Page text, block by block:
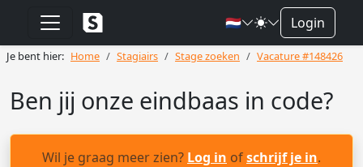
🇳🇱 Login
Je bent hier: Home Stagiairs Stage zoeken Vacature #148426
Ben jij onze eindbaas in code?
Wil je graag meer zien? Log in ofschrijf je in.